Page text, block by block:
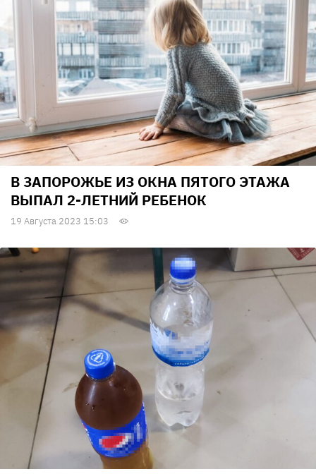
В ЗАПОРОЖЬЕ ИЗ ОКНА ПЯТОГО ЭТАЖА
ВЫПАЛ 2-ЛЕТНИЙ РЕБЕНОК
19 Августа 2023 15:03